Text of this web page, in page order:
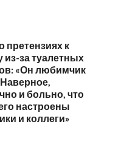
претензиях к
из-за туалетных
«Он любимчик
и больно, что
настроены
и коллеги»